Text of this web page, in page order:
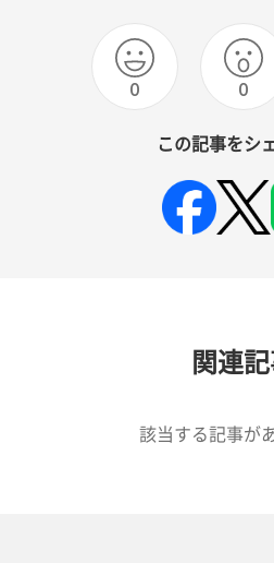
0 0
この記事をシ
関連
該当する記事が